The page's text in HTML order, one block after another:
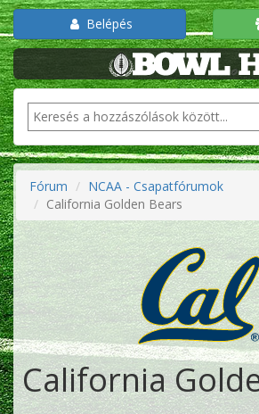
Belépés
Fórum
NCAA - Csapatfórumok
California Golden Bears
California